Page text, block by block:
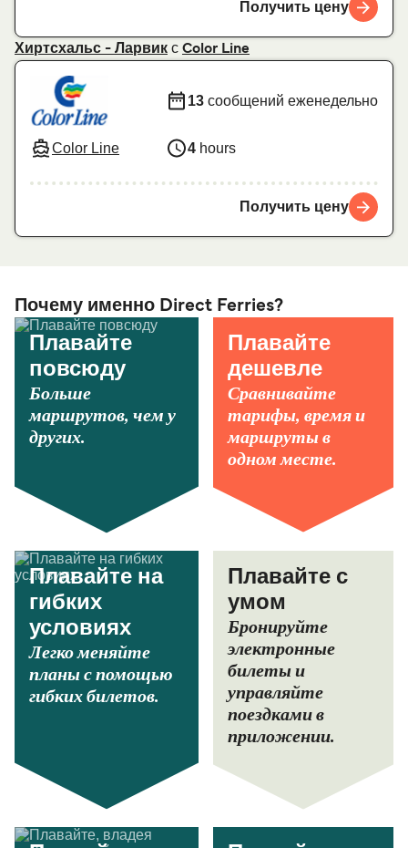
Получить цену
Хиртсхальс - Ларвик с Color Line
Color Line
13 сообщений еженедельно
4 hours
Получить цену
Почему именно Direct Ferries?
Плавайте
повсюду
Больше
маршрутов, чем у
других.
Плавайте
дешевле
Сравнивайте
тарифы, время и
маршруты в
одном месте.
Плавайте на
гибких
условиях
Легко меняйте
планы с помощью
гибких билетов.
Плавайте с
умом
Бронируйте
электронные
билеты и
управляйте
поездками в
приложении.